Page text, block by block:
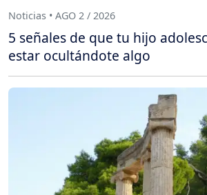
Noticias • AGO 2 / 2026
5 señales de que tu hijo
estar ocultándote algo